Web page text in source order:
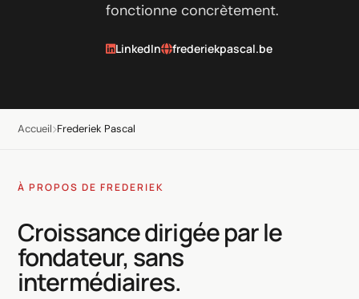
Génération de leads B2B
Agents IA
Marketing automation
fonctionne concrètement.
LinkedIn frederiekpascal.be
Accueil Frederiek Pascal
À PROPOS DE FREDERIEK
Croissance dirigée par le
fondateur, sans
intermédiaires.